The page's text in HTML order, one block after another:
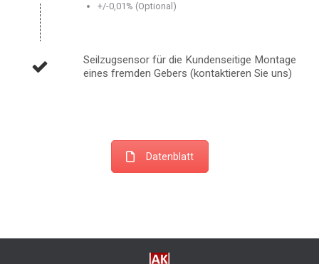
+/-0,01% (Optional)
Seilzugsensor für die Kundenseitige Montage
eines fremden Gebers (kontaktieren Sie uns)
Datenblatt